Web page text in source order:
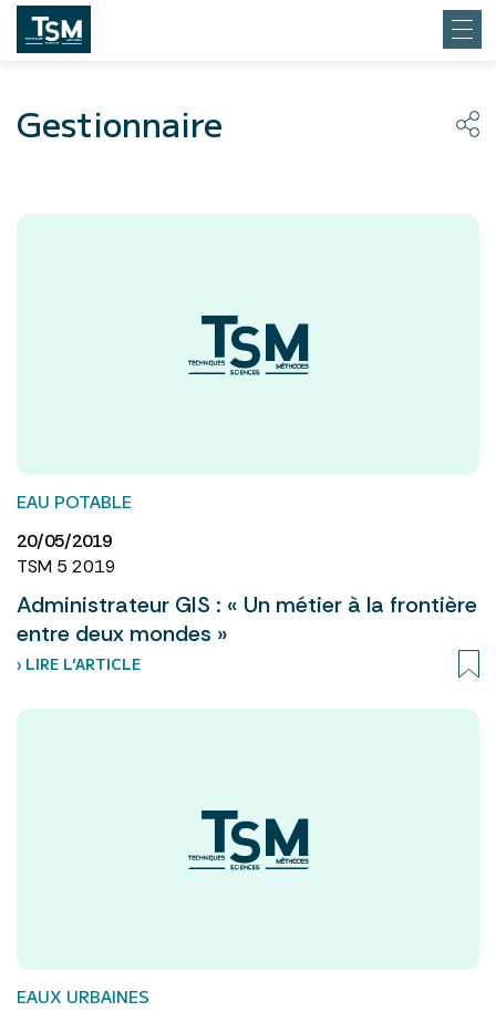
Gestionnaire
EAU POTABLE
20/05/2019
TSM 5 2019
Administrateur GIS : « Un métier à la frontière
entre deux mondes »
› LIRE L’ARTICLE
EAUX URBAINES